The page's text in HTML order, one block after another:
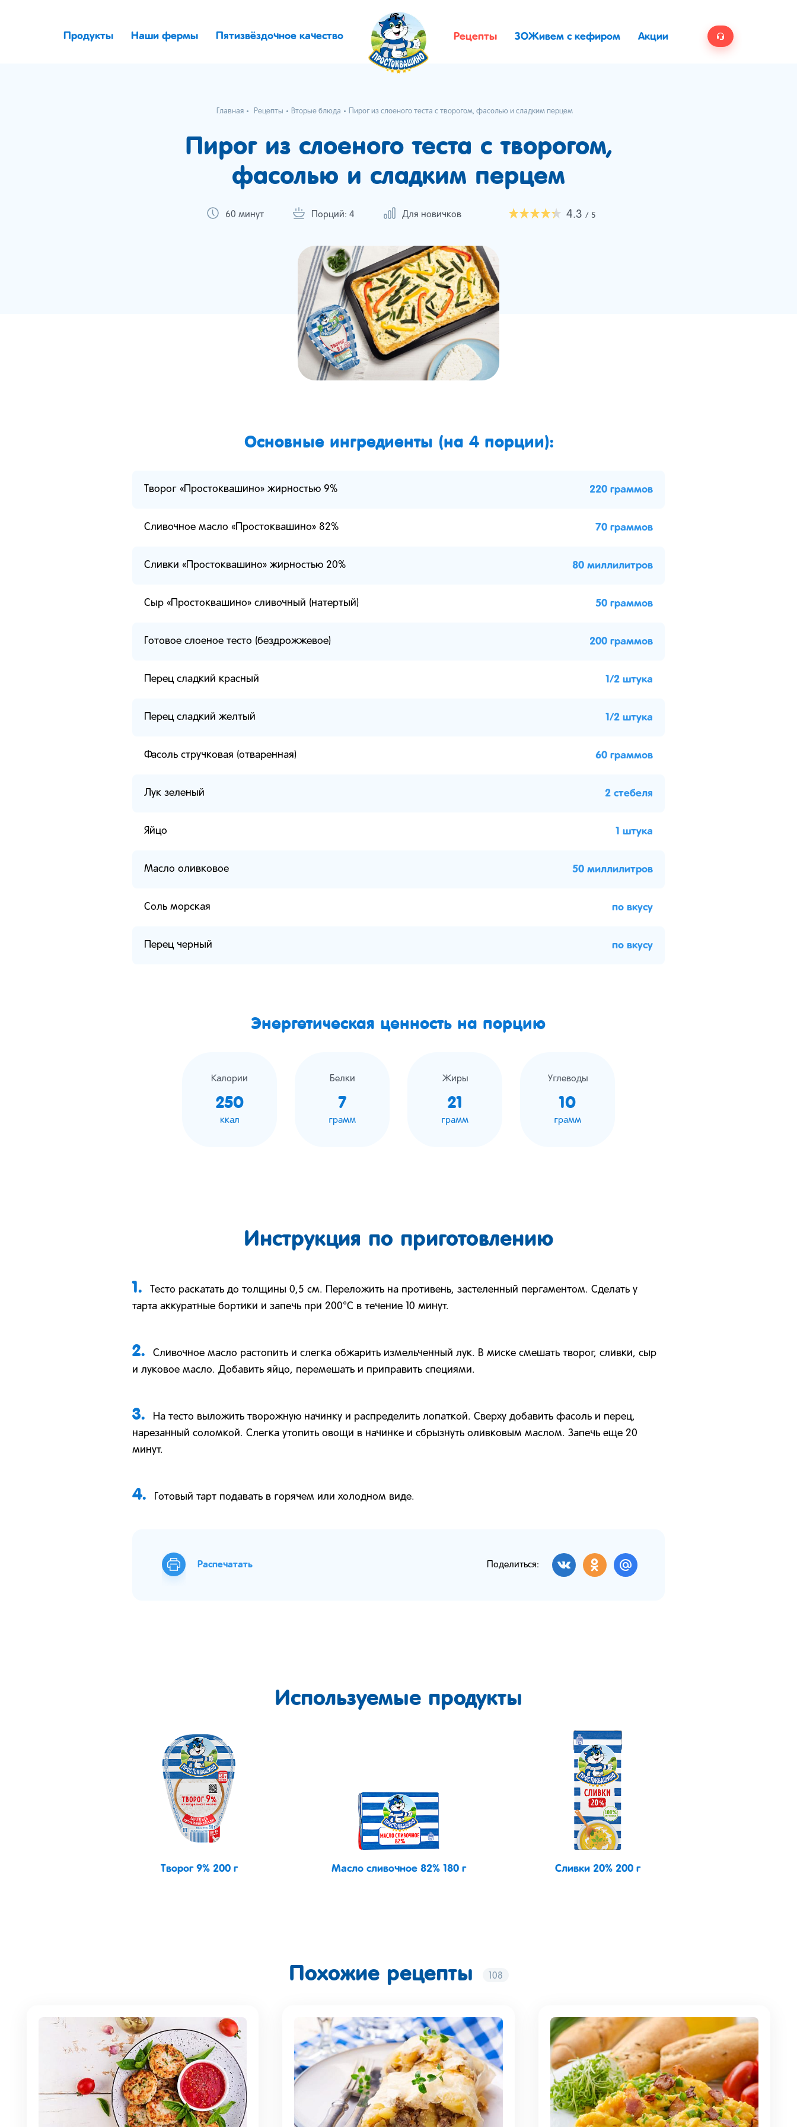
Продукты Наши фермы Пятизвёздочное качество Рецепты ЗОЖивем с кефиром Акции
Главная Рецепты Вторые блюда Пирог из слоеного теста с творогом, фасолью и сладким перцем
Пирог из слоеного теста с творогом,
фасолью и сладким перцем
60 минут Порций: 4 Для новичков 4.3 / 5
Основные ингредиенты (на 4 порции):
Творог «Простоквашино» жирностью 9% 220 граммов
Сливочное масло «Простоквашино» 82% 70 граммов
Сливки «Простоквашино» жирностью 20% 80 миллилитров
Сыр «Простоквашино» сливочный (натертый) 50 граммов
Готовое слоеное тесто (бездрожжевое) 200 граммов
Перец сладкий красный 1/2 штука
Перец сладкий желтый 1/2 штука
Фасоль стручковая (отваренная) 60 граммов
Лук зеленый 2 стебеля
Яйцо 1 штука
Масло оливковое 50 миллилитров
Соль морская по вкусу
Перец черный по вкусу
Энергетическая ценность на порцию
Калории
250
ккал
Белки
7
грамм
Жиры
21
грамм
Углеводы
10
грамм
Инструкция по приготовлению
1.
Тесто раскатать до толщины 0,5 см. Переложить на противень, застеленный пергаментом. Сделать у
тарта аккуратные бортики и запечь при 200°C в течение 10 минут.
2.
Сливочное масло растопить и слегка обжарить измельченный лук. В миске смешать творог, сливки, сыр
и луковое масло. Добавить яйцо, перемешать и приправить специями.
3.
На тесто выложить творожную начинку и распределить лопаткой. Сверху добавить фасоль и перец,
нарезанный соломкой. Слегка утопить овощи в начинке и сбрызнуть оливковым маслом. Запечь еще 20
минут.
4. Готовый тарт подавать в горячем или холодном виде.
Распечатать Поделиться:
Используемые продукты
Творог 9% 200 г Масло сливочное 82% 180 г Сливки 20% 200 г
Похожие рецепты 108